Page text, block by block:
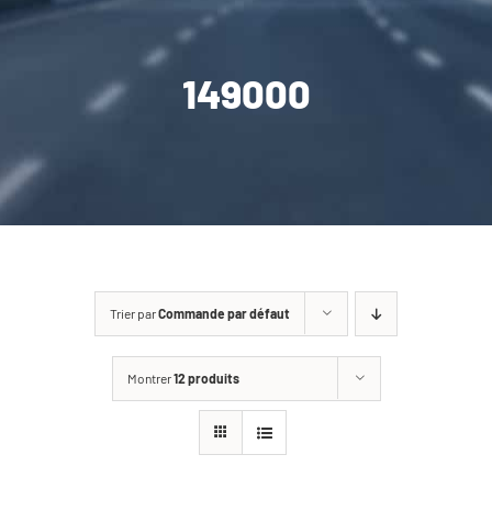
ENTRETIEN / MÉCANIQUE
CARROSSERIE / VITRAGE
149000
Trier parCommande par défaut
Montrer12 produits